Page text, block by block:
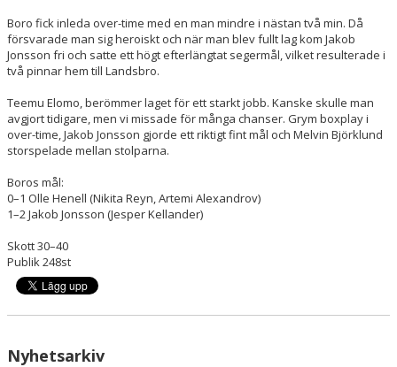
Boro fick inleda over-time med en man mindre i nästan två min. Då
försvarade man sig heroiskt och när man blev fullt lag kom Jakob
Jonsson fri och satte ett högt efterlängtat segermål, vilket resulterade i
två pinnar hem till Landsbro.
Teemu Elomo, berömmer laget för ett starkt jobb. Kanske skulle man
avgjort tidigare, men vi missade för många chanser. Grym boxplay i
over-time, Jakob Jonsson gjorde ett riktigt fint mål och Melvin Björklund
storspelade mellan stolparna.
Boros mål:
0–1 Olle Henell (Nikita Reyn, Artemi Alexandrov)
1–2 Jakob Jonsson (Jesper Kellander)
Skott 30–40
Publik 248st
Nyhetsarkiv